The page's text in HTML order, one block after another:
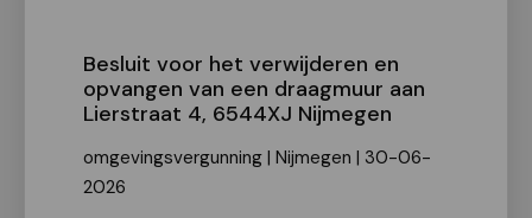
Besluit voor het verwijderen en
opvangen van een draagmuur aan
Lierstraat 4, 6544XJ Nijmegen
omgevingsvergunning | Nijmegen | 30-06-
2026